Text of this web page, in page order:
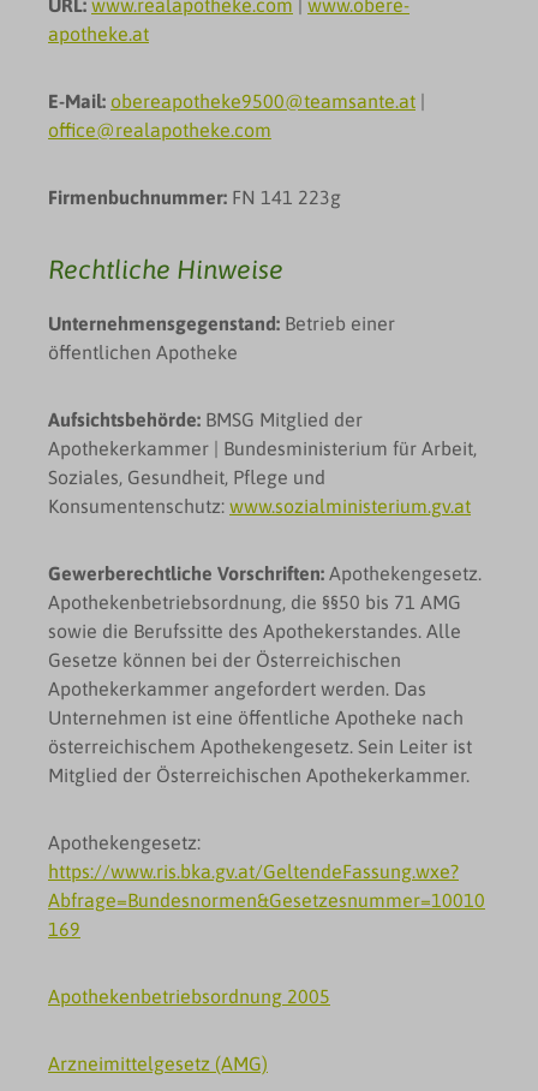
URL: www.realapotheke.com | www.obere-
apotheke.at
E-Mail: obereapotheke9500@teamsante.at |
office@realapotheke.com
Firmenbuchnummer: FN 141 223g
Rechtliche Hinweise
Unternehmensgegenstand: Betrieb einer
öffentlichen Apotheke
Aufsichtsbehörde: BMSG Mitglied der
Apothekerkammer | Bundesministerium für Arbeit,
Soziales, Gesundheit, Pflege und
Konsumentenschutz: www.sozialministerium.gv.at
Gewerberechtliche Vorschriften: Apothekengesetz.
Apothekenbetriebsordnung, die §§50 bis 71 AMG
sowie die Berufssitte des Apothekerstandes. Alle
Gesetze können bei der Österreichischen
Apothekerkammer angefordert werden. Das
Unternehmen ist eine öffentliche Apotheke nach
österreichischem Apothekengesetz. Sein Leiter ist
Mitglied der Österreichischen Apothekerkammer.
Apothekengesetz:
https://www.ris.bka.gv.at/GeltendeFassung.wxe?
Abfrage=Bundesnormen&Gesetzesnummer=10010
169
Apothekenbetriebsordnung 2005
Arzneimittelgesetz (AMG)